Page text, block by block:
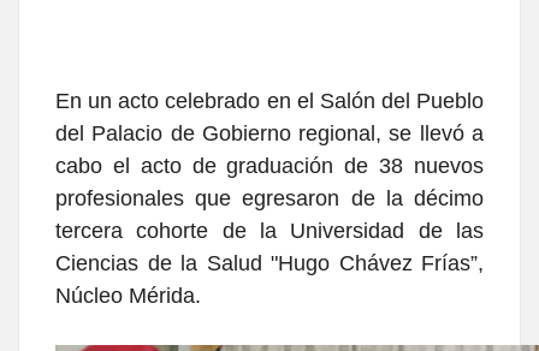
En un acto celebrado en el Salón del Pueblo
del Palacio de Gobierno regional, se llevó a
cabo el acto de graduación de 38 nuevos
profesionales que egresaron de la décimo
tercera cohorte de la Universidad de las
Ciencias de la Salud "Hugo Chávez Frías”,
Núcleo Mérida.